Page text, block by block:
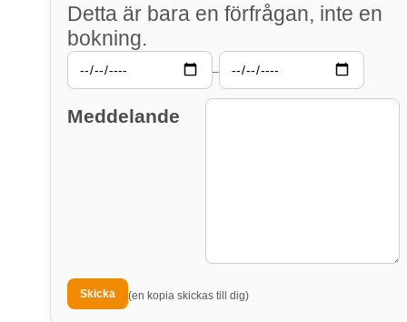
Detta är bara en förfrågan, inte en
bokning.
–
Meddelande
(en kopia skickas till dig)